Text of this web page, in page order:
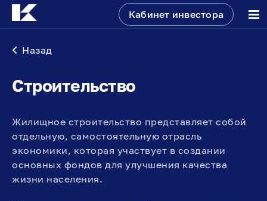
Кабинет инвестора
Назад
Строительство
Жилищное строительство представляет собой
отдельную, самостоятельную отрасль
экономики, которая участвует в создании
основных фондов для улучшения качества
жизни населения.